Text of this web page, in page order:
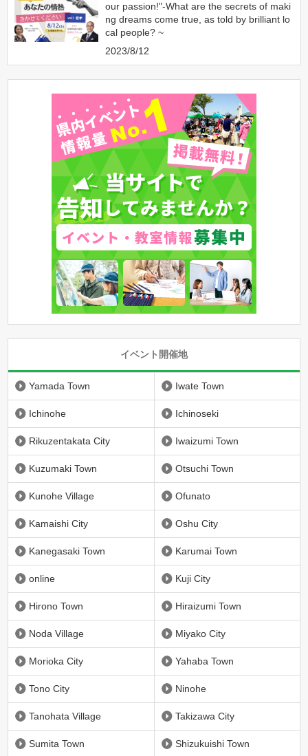
our passion!"-What are the secrets of maki
ng dreams come true, as told by brilliant lo
cal people? ~
2023/8/12
イベント開催地
Yamada Town Iwate Town
Ichinohe Ichinoseki
Rikuzentakata City Iwaizumi Town
Kuzumaki Town Otsuchi Town
Kunohe Village Ofunato
Kamaishi City Oshu City
Kanegasaki Town Karumai Town
online Kuji City
Hirono Town Hiraizumi Town
Noda Village Miyako City
Morioka City Yahaba Town
Tono City Ninohe
Tanohata Village Takizawa City
Sumita Town Shizukuishi Town